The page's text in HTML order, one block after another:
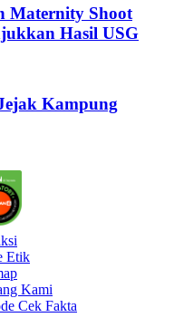
Maternity Shoot
Hasil USG
Kampung
Etik
Kami
Cek Fakta